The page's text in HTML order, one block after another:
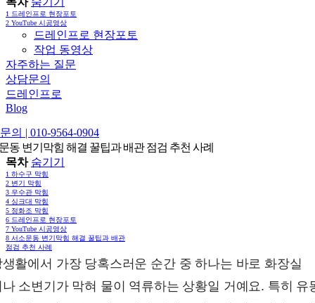
1 드레인프로 현장포토
2 YouTube 시공영상
드레인프로 현장포토
작업 동영상
자주하는 질문
상담문의
드레인프로
Blog
의 | 010-9564-0904
동 변기막힘 해결 꿀팁과 배관 점검 추천 사례
목차 숨기기
1 하수구 막힘
2 변기 막힘
3 우수관 막힘
4 싱크대 막힘
5 정화조 막힘
6 드레인프로 현장포토
7 YouTube 시공영상
8 서소문동 변기막힘 해결 꿀팁과 배관
점검 추천 사례
활에서 가장 당혹스러운 순간 중 하나는 바로 화장실
소변기가 막혀 물이 역류하는 상황일 거예요. 특히 유